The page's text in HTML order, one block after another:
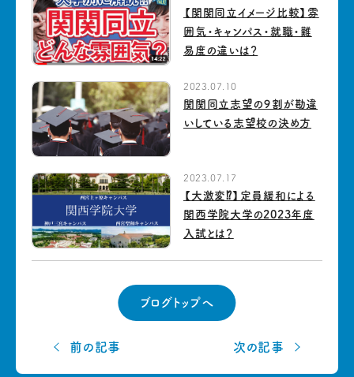
【関関同立イメージ比較】雰
囲気・キャンパス・就職・難
易度の違いは？
2023.07.10
関関同立志望の９割が勘違
いしている志望校の決め方
2023.07.17
【大激変⁉】定員緩和による
関西学院大学の2023年度
入試とは？
前の記事
ブログトップへ
次の記事